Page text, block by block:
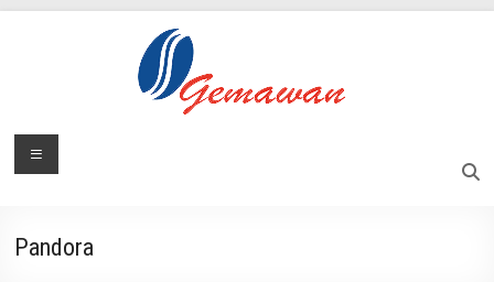
Lembaga
Swadaya
Menu
Pandora